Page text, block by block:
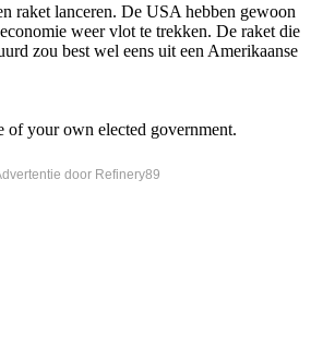
raket lanceren. De USA hebben gewoon
weer vlot te trekken. De raket die
zou best wel eens uit een Amerikaanse
of your own elected government.
door Refinery89